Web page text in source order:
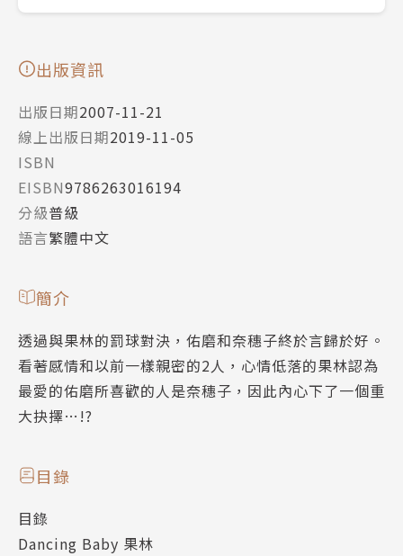
出版資訊
出版日期2007-11-21
線上出版日期2019-11-05
ISBN
EISBN9786263016194
分級普級
語言繁體中文
簡介
透過與果林的罰球對決，佑磨和奈穗子終於言歸於好。
看著感情和以前一樣親密的2人，心情低落的果林認為
最愛的佑磨所喜歡的人是奈穗子，因此內心下了一個重
大抉擇…!?
目錄
目錄
Dancing Baby 果林